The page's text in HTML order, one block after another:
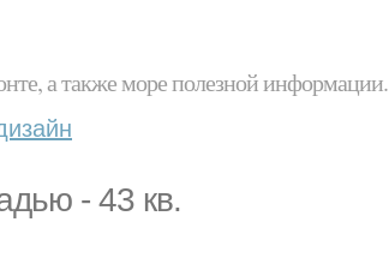
а также море полезной информации.
- 43 кв.